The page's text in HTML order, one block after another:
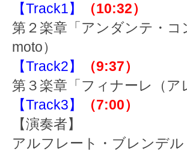
【Track1】
（10:32）
第２楽章「アンダンテ・
moto）
【Track2】
（9:37）
第３楽章「フィナーレ（
【Track3】
（7:00）
【演奏者】
アルフレート・ブレンデ